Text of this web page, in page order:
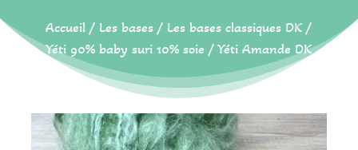
Accueil / Les bases / Les bases classiques DK /
Yéti 90% baby suri 10% soie / Yéti Amande DK